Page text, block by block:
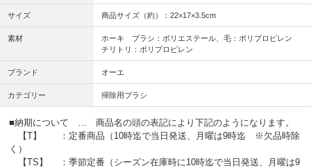
サイズ 商品サイズ（約）：22×17×3.5cm
素材
ホーキ ブラシ：ポリエステール、毛：ポリプロピレン
チリトリ：ポリプロピレン
ブランド オーエ
カテゴリー 掃除用ブラシ
■納期について … 商品名の頭の表記により下記のようになります。
【T】 ：定番商品（10時迄で当日発送、月曜は9時迄 ※欠品時除
く）
【TS】 ：季節定番（シーズン在庫時に10時迄で当日発送、月曜は9